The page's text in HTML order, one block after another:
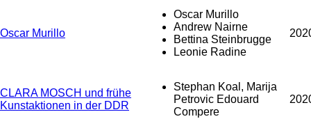
Oscar Murillo
Oscar Murillo
Andrew Nairne
Bettina Steinbrugge
Leonie Radine
CLARA MOSCH und frühe
Kunstaktionen in der DDR
Stephan Koal, Marija
Petrovic Edouard
Compere